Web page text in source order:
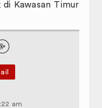
Kawasan Timur

am